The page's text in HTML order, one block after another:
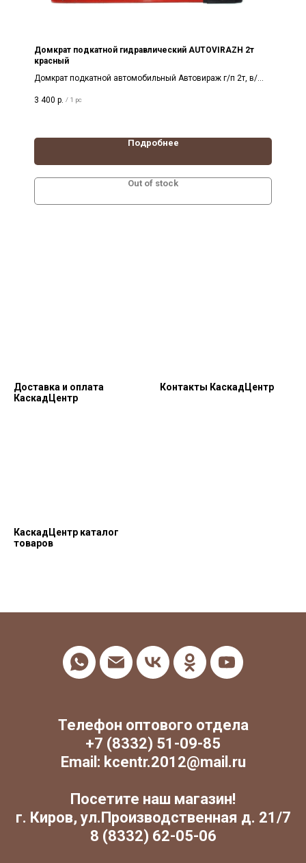
Домкрат подкатной гидравлический AUTOVIRAZH 2т
красный
Домкрат подкатной автомобильный Автовираж г/п 2т, в/
3 400 р. / 1 pc
Подробнее
Out of stock
Доставка и оплата
КаскадЦентр
Контакты КаскадЦентр
КаскадЦентр каталог
товаров
Телефон оптового отдела
+7 (8332) 51-09-85
Email: kcentr.2012@mail.ru
Посетите наш магазин!
г. Киров, ул.Производственная д. 21/7
8 (8332) 62-05-06